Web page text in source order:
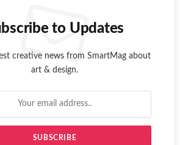
to Updates
creative news from SmartMag about
art & design.